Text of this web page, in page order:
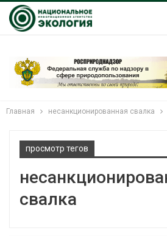
Главная несанкционированная свалка
просмотр тегов
свалка